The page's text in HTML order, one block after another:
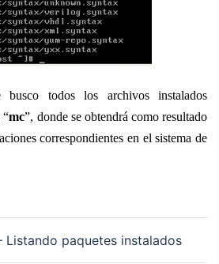
busco todos los archivos instalados
“mc”, donde se obtendrá como resultado
correspondientes en el sistema de
Listando paquetes instalados